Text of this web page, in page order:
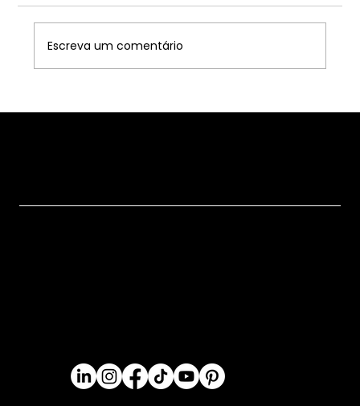
Lead Lab integra o júri do
Escreva um comentário